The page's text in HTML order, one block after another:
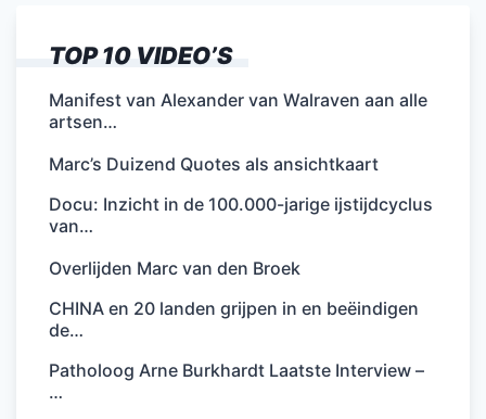
TOP 10 VIDEO’S
Manifest van Alexander van Walraven aan alle
artsen…
Marc’s Duizend Quotes als ansichtkaart
Docu: Inzicht in de 100.000-jarige ijstijdcyclus
van…
Overlijden Marc van den Broek
CHINA en 20 landen grijpen in en beëindigen
de…
Patholoog Arne Burkhardt Laatste Interview –
…